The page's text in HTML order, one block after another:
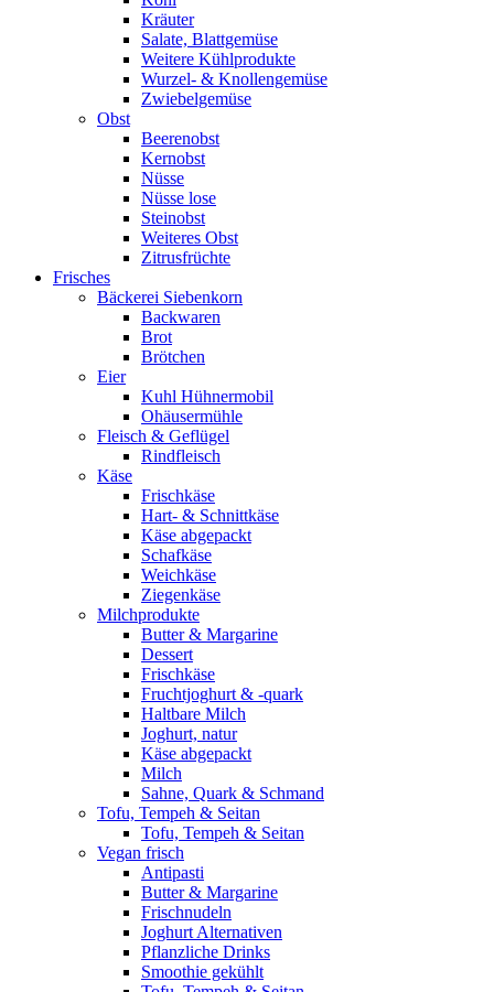
Kräuter
Salate, Blattgemüse
Weitere Kühlprodukte
Wurzel- & Knollengemüse
Zwiebelgemüse
Obst
Beerenobst
Kernobst
Nüsse
Nüsse lose
Steinobst
Weiteres Obst
Zitrusfrüchte
Frisches
Bäckerei Siebenkorn
Backwaren
Brot
Brötchen
Eier
Kuhl Hühnermobil
Ohäusermühle
Fleisch & Geflügel
Rindfleisch
Käse
Frischkäse
Hart- & Schnittkäse
Käse abgepackt
Schafkäse
Weichkäse
Ziegenkäse
Milchprodukte
Butter & Margarine
Dessert
Frischkäse
Fruchtjoghurt & -quark
Haltbare Milch
Joghurt, natur
Käse abgepackt
Milch
Sahne, Quark & Schmand
Tofu, Tempeh & Seitan
Tofu, Tempeh & Seitan
Vegan frisch
Antipasti
Butter & Margarine
Frischnudeln
Joghurt Alternativen
Pflanzliche Drinks
Smoothie gekühlt